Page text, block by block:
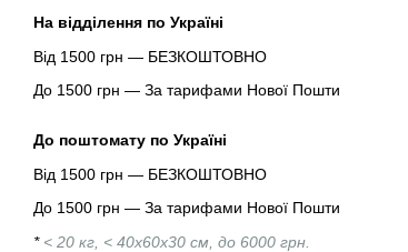
На відділення по Україні
Від 1500 грн — БЕЗКОШТОВНО
До 1500 грн — За тарифами Нової Пошти
До поштомату по Україні
Від 1500 грн — БЕЗКОШТОВНО
До 1500 грн — За тарифами Нової Пошти
* < 20 кг, < 40х60х30 см, до 6000 грн.